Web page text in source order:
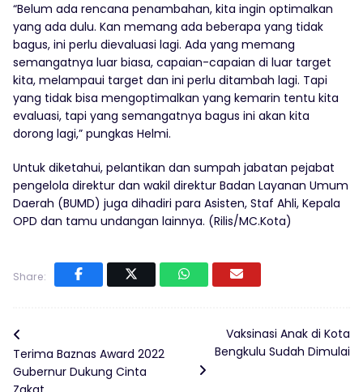
“Belum ada rencana penambahan, kita ingin optimalkan
yang ada dulu. Kan memang ada beberapa yang tidak
bagus, ini perlu dievaluasi lagi. Ada yang memang
semangatnya luar biasa, capaian-capaian di luar target
kita, melampaui target dan ini perlu ditambah lagi. Tapi
yang tidak bisa mengoptimalkan yang kemarin tentu kita
evaluasi, tapi yang semangatnya bagus ini akan kita
dorong lagi,” pungkas Helmi.
Untuk diketahui, pelantikan dan sumpah jabatan pejabat
pengelola direktur dan wakil direktur Badan Layanan Umum
Daerah (BUMD) juga dihadiri para Asisten, Staf Ahli, Kepala
OPD dan tamu undangan lainnya. (Rilis/MC.Kota)
Share:
Terima Baznas Award 2022
Gubernur Dukung Cinta
Vaksinasi Anak di Kota
Bengkulu Sudah Dimulai